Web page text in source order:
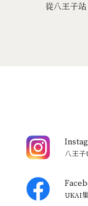
從八王子
八王
UKAI